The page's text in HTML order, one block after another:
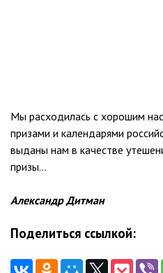
Мы расходилась с хорошим
призами и календарями
выданы нам в качестве
призы…
Александр Дитман
Поделиться ссылкой: